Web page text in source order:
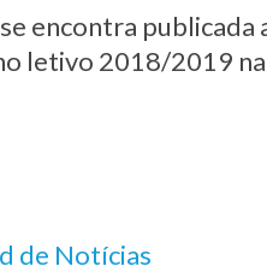
encontra publicada
letivo 2018/2019
de Notícias